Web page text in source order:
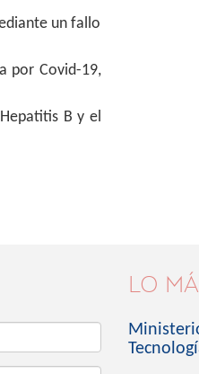
un fallo
por Covid-19,
B y el
LO